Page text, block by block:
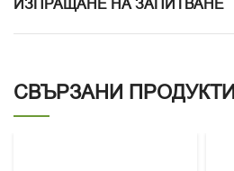
ИЗПРАЩАНЕ НА ЗАПИТВАНЕ
СВЪРЗАНИ ПРОДУКТИ